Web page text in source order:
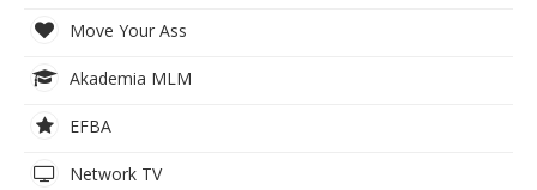
Move Your Ass
Akademia MLM
EFBA
Network TV